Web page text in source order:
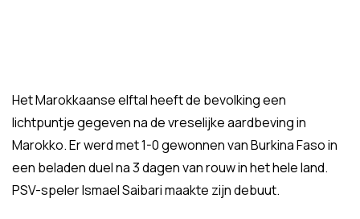
Het Marokkaanse elftal heeft de bevolking een
lichtpuntje gegeven na de vreselijke aardbeving in
Marokko. Er werd met 1-0 gewonnen van Burkina Faso in
een beladen duel na 3 dagen van rouw in het hele land.
PSV-speler Ismael Saibari maakte zijn debuut.